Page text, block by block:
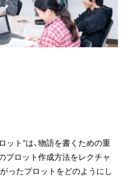
ット”は、物語を書くための重
プロット作成方法をレクチャ
ったプロットをどのようにし